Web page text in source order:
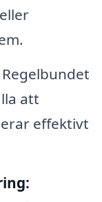
Regelbundet
att
effektivt